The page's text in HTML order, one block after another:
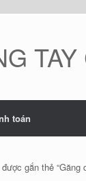
toán
gắn thẻ “Găng